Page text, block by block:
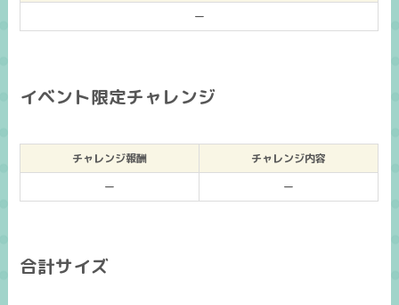
ー
イベント限定チャレンジ
チャレンジ報酬
チャレンジ内容
ー
ー
合計サイズ